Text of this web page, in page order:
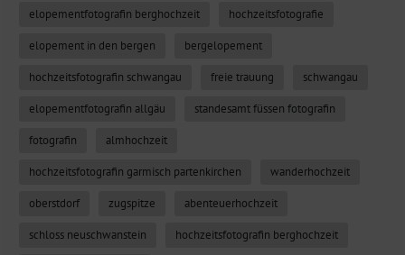
elopementfotografin berghochzeit hochzeitsfotografie
elopement in den bergen bergelopement
hochzeitsfotografin schwangau freie trauung schwangau
elopementfotografin allgäu standesamt füssen fotografin
fotografin almhochzeit
hochzeitsfotografin garmisch partenkirchen wanderhochzeit
oberstdorf zugspitze abenteuerhochzeit
schloss neuschwanstein hochzeitsfotografin berghochzeit